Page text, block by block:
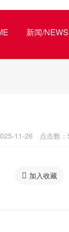
新闻/NEWS
11-26 点击数：
加入收藏